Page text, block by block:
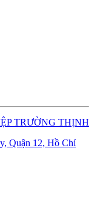
TRƯỜNG THỊNH
Quận 12, Hồ Chí